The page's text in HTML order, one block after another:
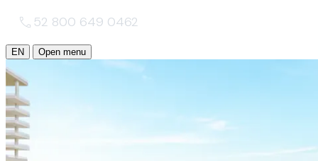
52 800 649 0462
EN Open menu